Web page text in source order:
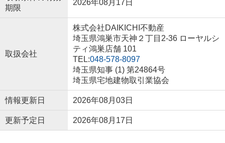
期限
2026年08月17日
取扱会社
株式会社DAIKICHI不動産
埼玉県鴻巣市天神２丁目2-36 ローヤルシ
ティ鴻巣店舗 101
TEL:048-578-8097
埼玉県知事 (1) 第24864号
埼玉県宅地建物取引業協会
情報更新日 2026年08月03日
更新予定日 2026年08月17日